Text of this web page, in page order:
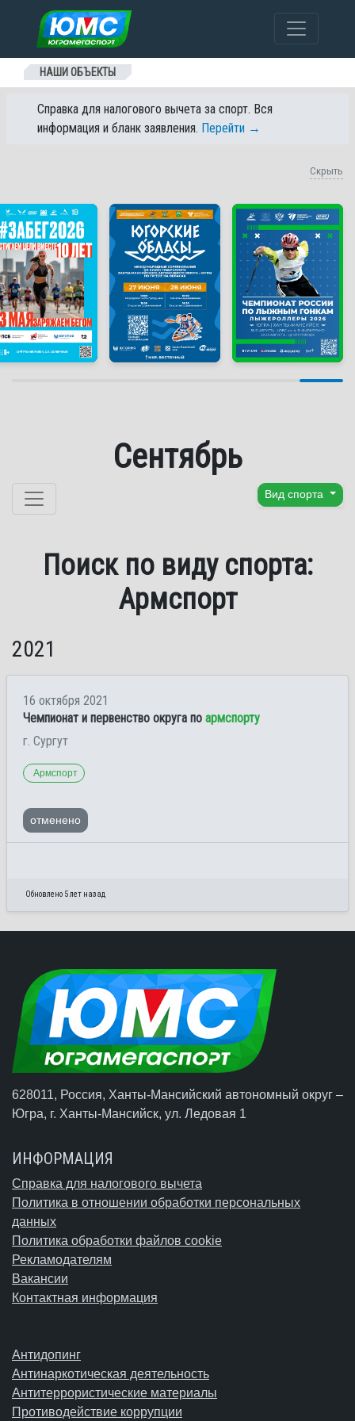
Перейти к содержанию
НАШИ ОБЪЕКТЫ
Справка для налогового вычета за спорт. Вся
информация и бланк заявления. Перейти →
Скрыть
Сентябрь
Перейти к содержанию Вид спорта
Поиск по виду спорта:
Армспорт
2021
16 октября 2021
Чемпионат и первенство округа по армспорту
г. Сургут
Армспорт
отменено
Обновлено 5 лет назад
628011, Россия, Ханты-Мансийский автономный округ –
Югра, г. Ханты-Мансийск, ул. Ледовая 1
ИНФОРМАЦИЯ
Справка для налогового вычета
Политика в отношении обработки персональных
данных
Политика обработки файлов cookie
Рекламодателям
Вакансии
Контактная информация
Антидопинг
Антинаркотическая деятельность
Антитеррористические материалы
Противодействие коррупции